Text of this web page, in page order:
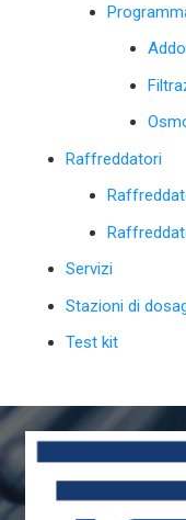
Raffreddatori
Servizi
Stazioni di
Test kit